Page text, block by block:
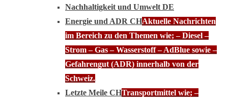
Nachhaltigkeit und Umwelt DE
Energie und ADR CHAktuelle Nachrichten
im Bereich zu den Themen wie; – Diesel –
Strom – Gas – Wasserstoff – AdBlue sowie –
Gefahrengut (ADR) innerhalb von der
Schweiz.
Letzte Meile CHTransportmittel wie; –